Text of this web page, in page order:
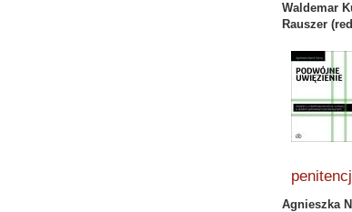
Waldemar
Rauszer
Agnieszka